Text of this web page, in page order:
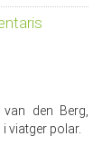
den Berg,
viatger polar.